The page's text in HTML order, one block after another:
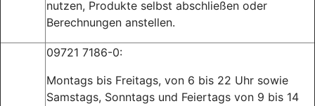
nutzen, Produkte selbst abschließen oder
Berechnungen anstellen.
09721 7186-0:
Montags bis Freitags, von 6 bis 22 Uhr sowie
Samstags, Sonntags und Feiertags von 9 bis 14